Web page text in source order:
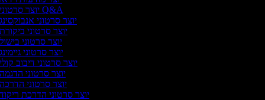
יוצר סרטוני Q&A
יוצר סרטוני
יוצר סרטוני
יוצר סרטוני
יוצר סרטוני
יוצר סרטוני דיבוב
יוצר סרטוני
יוצר סרטוני
יוצר סרטוני הדרכת